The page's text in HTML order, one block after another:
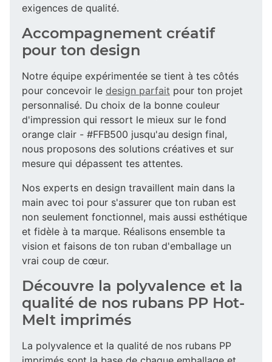
exigences de qualité.
Accompagnement créatif
pour ton design
Notre équipe expérimentée se tient à tes côtés
pour concevoir le design parfait pour ton projet
personnalisé. Du choix de la bonne couleur
d'impression qui ressort le mieux sur le fond
orange clair - #FFB500 jusqu'au design final,
nous proposons des solutions créatives et sur
mesure qui dépassent tes attentes.
Nos experts en design travaillent main dans la
main avec toi pour s'assurer que ton ruban est
non seulement fonctionnel, mais aussi esthétique
et fidèle à ta marque. Réalisons ensemble ta
vision et faisons de ton ruban d'emballage un
vrai coup de cœur.
Découvre la polyvalence et la
qualité de nos rubans PP Hot-
Melt imprimés
La polyvalence et la qualité de nos rubans PP